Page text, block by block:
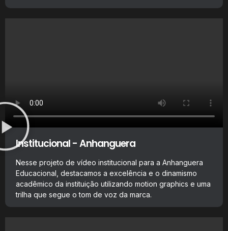
Institucional - Anhanguera
Nesse projeto de vídeo institucional para a Anhanguera
Educacional, destacamos a excelência e o dinamismo
acadêmico da instituição utilizando motion graphics e uma
trilha que segue o tom de voz da marca.